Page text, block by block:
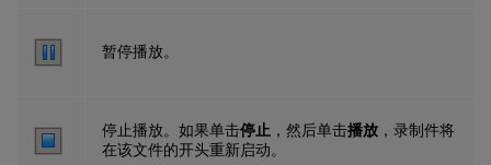
暂停播放。
停止播放。如果单击停止 ，然后单击播放 ，录制件将
在该文件的开头重新启动。